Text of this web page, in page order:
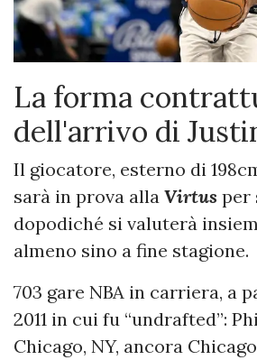
La forma
dell'arrivo di
Il giocatore, esterno di
sarà in prova alla Virtus per
dopodiché si valuterà
almeno sino a fine stagione.
703 gare NBA in carriera, a
2011 in cui fu “undrafted”:
Chicago, NY, ancora